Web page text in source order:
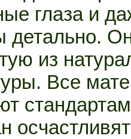
глаза и
детально.
из
Все